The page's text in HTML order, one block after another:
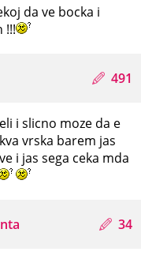
da ve bocka i
!!!
491
i slicno moze da e
vrska barem jas
i jas sega ceka mda
34